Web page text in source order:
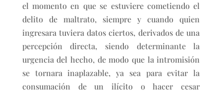
el momento en que se estuviere cometiendo el
delito de maltrato, siempre y cuando quien
ingresara tuviera datos ciertos, derivados de una
percepción directa, siendo determinante la
urgencia del hecho, de modo que la intromisión
se tornara inaplazable, ya sea para evitar la
consumación de un ilícito o hacer cesar